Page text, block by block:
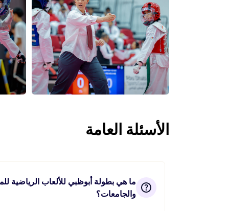
الأسئلة العامة
ما هي بطولة أبوظبي للألعاب الرياضية
والجامعات؟